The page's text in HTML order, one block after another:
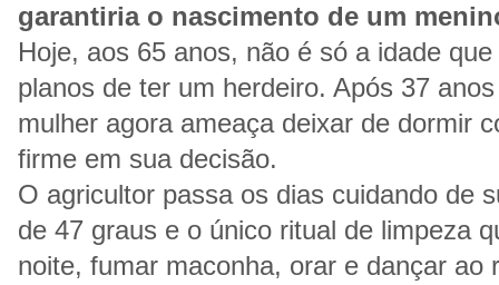
garantiria o nascimento de um
Hoje, aos 65 anos, não é só a idade
planos de ter um herdeiro. Após 37
mulher agora ameaça deixar de dormir
firme em sua decisão.
O agricultor passa os dias cuidando de
de 47 graus e o único ritual de limpeza
noite, fumar maconha, orar e dançar ao